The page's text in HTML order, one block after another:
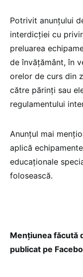
Potrivit anunțului
interdicției cu
preluarea
de învățământ, în
orelor de curs din
către părinți sau
regulamentului
Anunțul mai
aplică
educaționale
folosească.
Mențiunea făcută
publicat pe